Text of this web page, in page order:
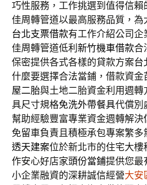
巧性服務，工作挑選到值得信賴
佳周轉管道以最高服務品質，
台北支票借款有工作介紹公司企
佳周轉管道低利 新竹機車借款合
保密提供各式各樣的貸款方案台
什麼要選擇合法當鋪，借款資金
屋二胎與土地二胎資金利用週
具尺寸規格免洗外帶餐具代償別
幫助經驗豐富專業資金週轉解決
免留車負責且積極承包專案繁
透天建案位於新北市的住宅大
作安心好店家頭份當鋪提供您最
小企業融資的深耕誠信經營大安